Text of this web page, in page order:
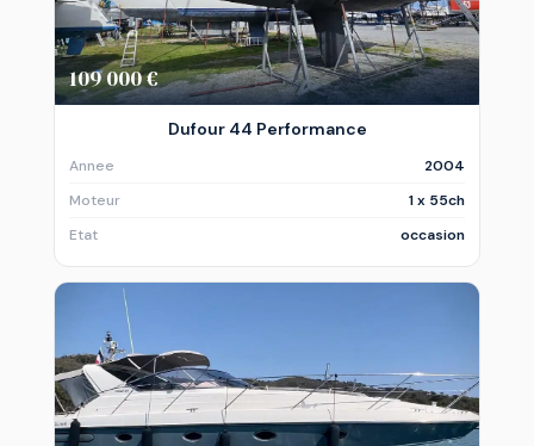
109 000 €
Dufour 44 Performance
Annee
2004
Moteur
1 x 55ch
Etat
occasion